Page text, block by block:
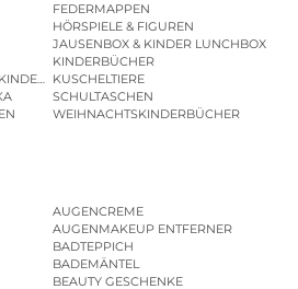
FEDERMAPPEN
HÖRSPIELE & FIGUREN
JAUSENBOX & KINDER LUNCHBOX
KINDERBÜCHER
| KINDERGARTENBEUTEL
KUSCHELTIERE
SCHULTASCHEN
WEIHNACHTSKINDERBÜCHER
AUGENCREME
AUGENMAKEUP ENTFERNER
BADTEPPICH
BADEMÄNTEL
BEAUTY GESCHENKE